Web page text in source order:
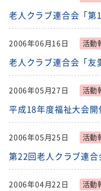
老人クラブ連合会「第
2006年06月16日 活動
老人クラブ連合会「友
2006年05月27日 活動
平成18年度福祉大会開
2006年05月25日 活動
第22回老人クラブ連
2006年04月22日 活動